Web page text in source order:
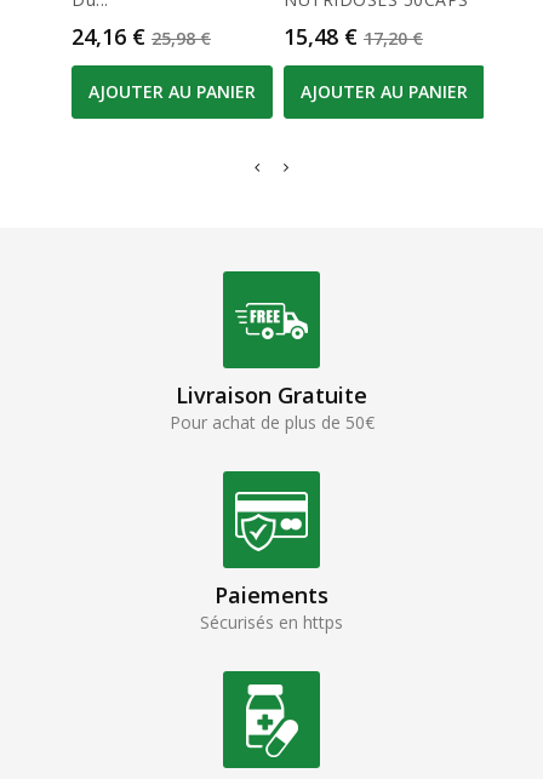
Prix
24,16 € Prix de base
25,98 €
AJOUTER AU PANIER
Prix
15,48 € Prix de base
17,20 €
AJOUTER AU PANIER
Livraison Gratuite
Pour achat de plus de 50€
Paiements
Sécurisés en https